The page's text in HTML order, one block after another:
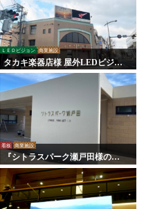
ＬＥＤビジョン 商業施設
タカキ楽器店様 屋外LEDビジョ
ン設置事例｜広告用デジタルサ
イネージ【松江市】
看板 商業施設
『シトラスパーク瀬戸田様のリ
ニューアルに伴う施工を行いま
した！